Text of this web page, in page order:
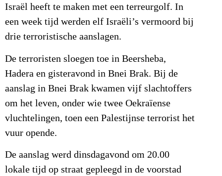
Israël heeft te maken met een terreurgolf. In
een week tijd werden elf Israëli’s vermoord bij
drie terroristische aanslagen.
De terroristen sloegen toe in Beersheba,
Hadera en gisteravond in Bnei Brak. Bij de
aanslag in Bnei Brak kwamen vijf slachtoffers
om het leven, onder wie twee Oekraïense
vluchtelingen, toen een Palestijnse terrorist het
vuur opende.
De aanslag werd dinsdagavond om 20.00
lokale tijd op straat gepleegd in de voorstad